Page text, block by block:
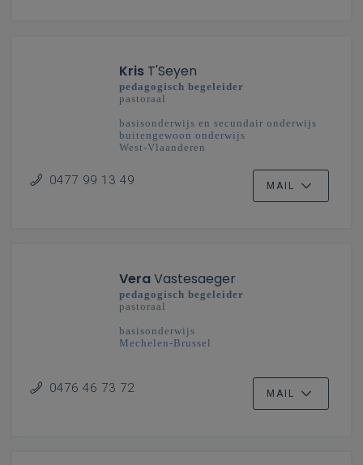
Kris T'Seyen
pedagogisch begeleider
pastoraal
basisonderwijs en secundair onderwijs
buitengewoon onderwijs
West-Vlaanderen
0477 99 13 49 MAIL
VeraVastesaeger
pedagogisch begeleider
pastoraal
basisonderwijs
Mechelen-Brussel
0476 46 73 72 MAIL